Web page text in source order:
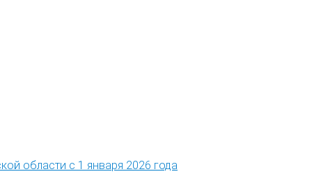
области с 1 января 2026 года